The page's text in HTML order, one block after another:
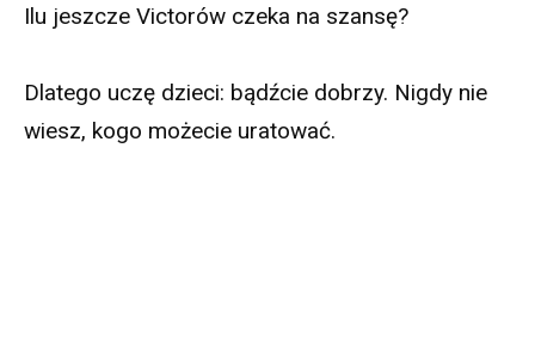
Ilu jeszcze Victorów czeka na szansę?
Dlatego uczę dzieci: bądźcie dobrzy. Nigdy nie
wiesz, kogo możecie uratować.